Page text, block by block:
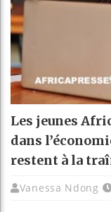
Les jeunes
dans
restent à la
Vanessa Ndong